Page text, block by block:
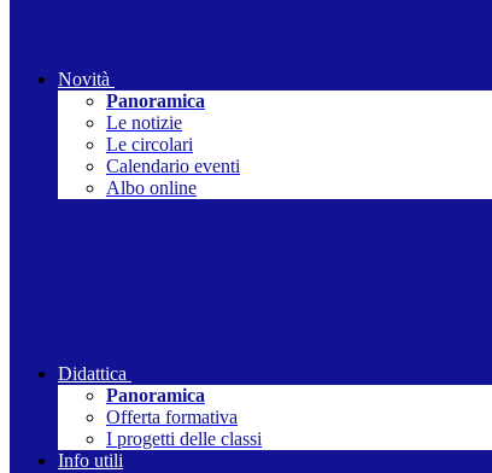
Novità
Panoramica
Le notizie
Le circolari
Calendario eventi
Albo online
Didattica
Panoramica
Offerta formativa
I progetti delle classi
Info utili